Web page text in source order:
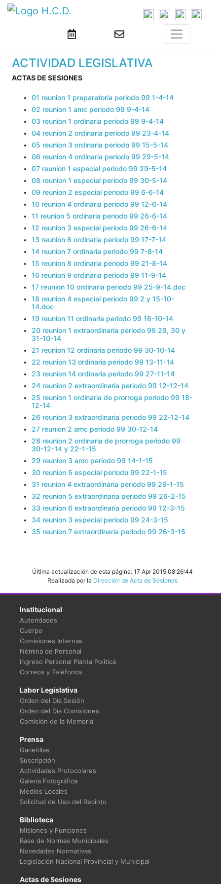
ACTIVIDAD LEGISLATIVA
ACTAS DE SESIONES
01 reunion 1 preparatoria periodo 99 1-4-14
02 reunion 1 amc periodo 99 9-4-14
03 reunion 1 ordinaria periodo 99 9-4-14
04 reunion 2 ordinaria periodo 99 23-4-14
05 reunion 3 ordinaria periodo 99 15-5-14
06 reunion 4 ordinaria periodo 99 29-5-14
07 reunion 1 especial periodo 99 29-5-14
08 reunion 1 especial periodo 99 30-5-14
09 reunion 2 especial periodo 99 6-6-14
10 reunion 4 ordinaria periodo 99 12-6-14
11 reunion 5 ordinaria periodo 99 26-6-14
12 reunion 3 especial periodo 99 26-6-14
13 reunion 6 ordinaria periodo 99 17-7-14
14 reunion 7 ordinaria periodo 99 7-8-14
15 reunion 8 ordinaria periodo 99 21-8-14
16 reunion 9 ordinaria periodo 99 11-9-14
17 reunion 10 ordinaria periodo 99 25-9-14.doc
18 reunion 4 especial periodo 99 2 y 15-10-
14.doc
19 reunion 11 ordinaria periodo 99 16-10-14
20 reunion 1 extraordinaria periodo 99 29, 30 y
31-10-14
21 reunion 12 ordinaria periodo 99 30-10-14
22 reunion 13 ordinaria periodo 99 13-11-14
23 reunion 14 ordinaria periodo 99 27-11-14
24 reunion 2 extraordinaria periodo 99 12-12-14
25 reunion 1 ordinaria de prorroga periodo 99 18-
12-14
26 reunion 3 extraordinaria periodo 99 22-12-14
27 reunion 2 amc periodo 99 30-12-14
28 reunion 2 ordinaria de prorroga periodo 99
30-12-14 y 22-1-15
29 reunion 3 amc periodo 99 14-1-15
30 reunion 5 especial periodo 99 22-1-15
31 reunion 4 extraordinaria periodo 99 29-1-15
32 reunion 5 extraordinaria periodo 99 26-2-15
33 reunion 6 extraordinaria periodo 99 12-3-15
34 reunion 3 especial periodo 99 24-3-15
35 reunion 7 extraordinaria periodo 99 26-3-15
Última actualización de esta página: 17 Apr 2015 08:26:44
Realizada por la Dirección de Acta de Sesiones
Institucional
Autoridades
Cuerpo
Comisiones Internas
Nómina de Personal
Ingreso Personal Planta Política
Correos y Teléfonos
Labor Legislativa
Orden del Día Sesión
Orden del Día Comisiones
Comisión de la Memoria
Prensa
Gacetillas
Suscripción
Actividades Protocolares
Galería Fotográfica
Medios Locales
Solicitud de Uso del Recinto
Biblioteca
Misiones y Funciones
Base de Normas Municipales
Novedades Normativas
Legislación Nacional Provincial y Municipal
Actas de Sesiones